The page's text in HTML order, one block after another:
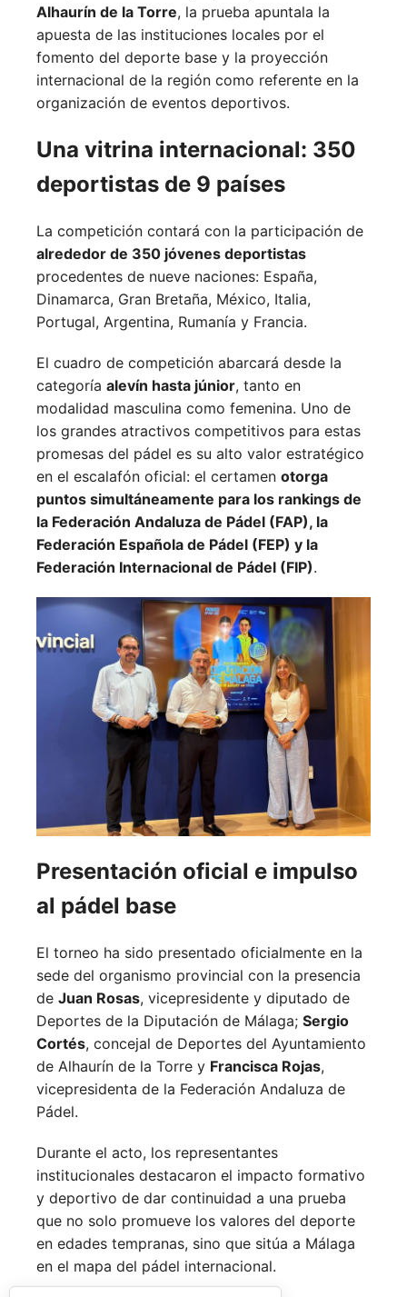
Alhaurín de la Torre, la prueba apuntala la
apuesta de las instituciones locales por el
fomento del deporte base y la proyección
internacional de la región como referente en la
organización de eventos deportivos.
Una vitrina internacional: 350
deportistas de 9 países
La competición contará con la participación de
alrededor de 350 jóvenes deportistas
procedentes de nueve naciones: España,
Dinamarca, Gran Bretaña, México, Italia,
Portugal, Argentina, Rumanía y Francia.
El cuadro de competición abarcará desde la
categoría alevín hasta júnior, tanto en
modalidad masculina como femenina. Uno de
los grandes atractivos competitivos para estas
promesas del pádel es su alto valor estratégico
en el escalafón oficial: el certamen otorga
puntos simultáneamente para los rankings de
la Federación Andaluza de Pádel (FAP), la
Federación Española de Pádel (FEP) y la
Federación Internacional de Pádel (FIP).
Presentación oficial e impulso
al pádel base
El torneo ha sido presentado oficialmente en la
sede del organismo provincial con la presencia
de Juan Rosas, vicepresidente y diputado de
Deportes de la Diputación de Málaga; Sergio
Cortés, concejal de Deportes del Ayuntamiento
de Alhaurín de la Torre y Francisca Rojas,
vicepresidenta de la Federación Andaluza de
Pádel.
Durante el acto, los representantes
institucionales destacaron el impacto formativo
y deportivo de dar continuidad a una prueba
que no solo promueve los valores del deporte
en edades tempranas, sino que sitúa a Málaga
en el mapa del pádel internacional.